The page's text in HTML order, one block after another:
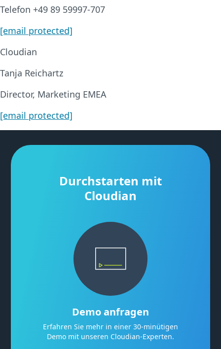
Telefon +49 89 59997-707
[email protected]
Cloudian
Tanja Reichartz
Director, Marketing EMEA
[email protected]
Durchstarten mit
Cloudian
Demo anfragen
Erfahren Sie mehr in einer 30-minütigen
Demo mit unseren Cloudian-Experten.